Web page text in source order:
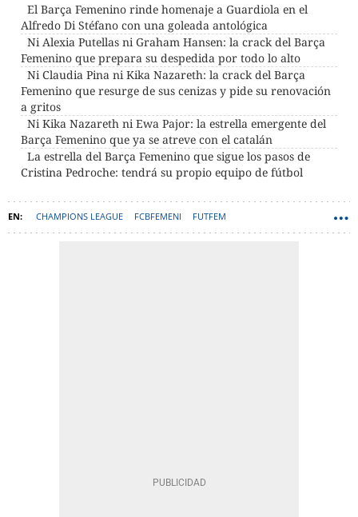
El Barça Femenino rinde homenaje a Guardiola en el
Alfredo Di Stéfano con una goleada antológica
Ni Alexia Putellas ni Graham Hansen: la crack del Barça
Femenino que prepara su despedida por todo lo alto
Ni Claudia Pina ni Kika Nazareth: la crack del Barça
Femenino que resurge de sus cenizas y pide su renovación
a gritos
Ni Kika Nazareth ni Ewa Pajor: la estrella emergente del
Barça Femenino que ya se atreve con el catalán
La estrella del Barça Femenino que sigue los pasos de
Cristina Pedroche: tendrá su propio equipo de fútbol
CHAMPIONS LEAGUE FCBFEMENI FUTFEM